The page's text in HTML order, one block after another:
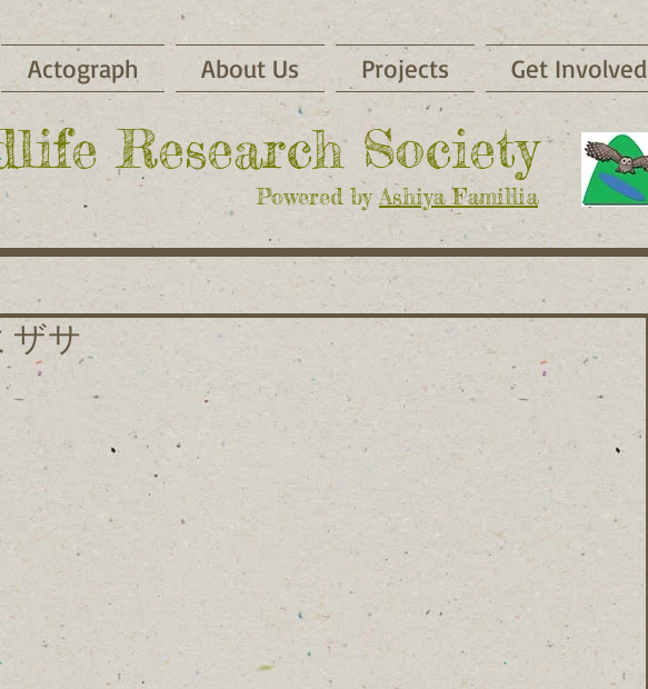
Actograph About Us Projects Get Involved
Research Society
Powered by Ashiya Famillia
ザサ